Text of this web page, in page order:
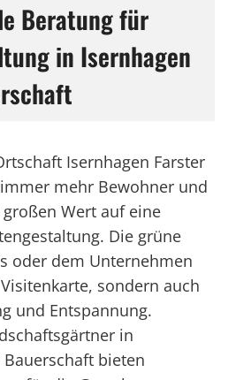
Beratung für
in Isernhagen
Isernhagen Farster
mehr Bewohner und
Wert auf eine
Die grüne
oder dem Unternehmen
sondern auch
und Entspannung.
in
bieten